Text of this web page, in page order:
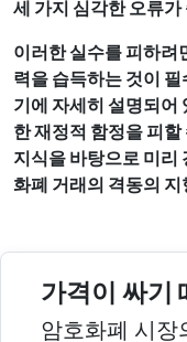
세 가지 심각한 오류
이러한 실수를 피하려
력을 습득하는 것이
기에 자세히 설명되
한 재정적 함정을 피
지식을 바탕으로 미리
화폐 거래의 격동의
가격이 싸기
암호화폐 시